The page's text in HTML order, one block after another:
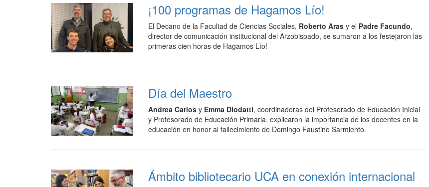
¡100 programas de Hagamos Lío!
El Decano de la Facultad de Ciencias Sociales, Roberto Aras y el Padre Facundo,
director de comunicación institucional del Arzobispado, se sumaron a los festejaron las
primeras cien horas de Hagamos Lío!
Día del Maestro
Andrea Carlos y Emma Diodatti, coordinadoras del Profesorado de Educación Inicial
y Profesorado de Educación Primaria, explicaron la importancia de los docentes en la
educación en honor al fallecimiento de Domingo Faustino Sarmiento.
Ámbito bibliotecario UCA en conexión internacional